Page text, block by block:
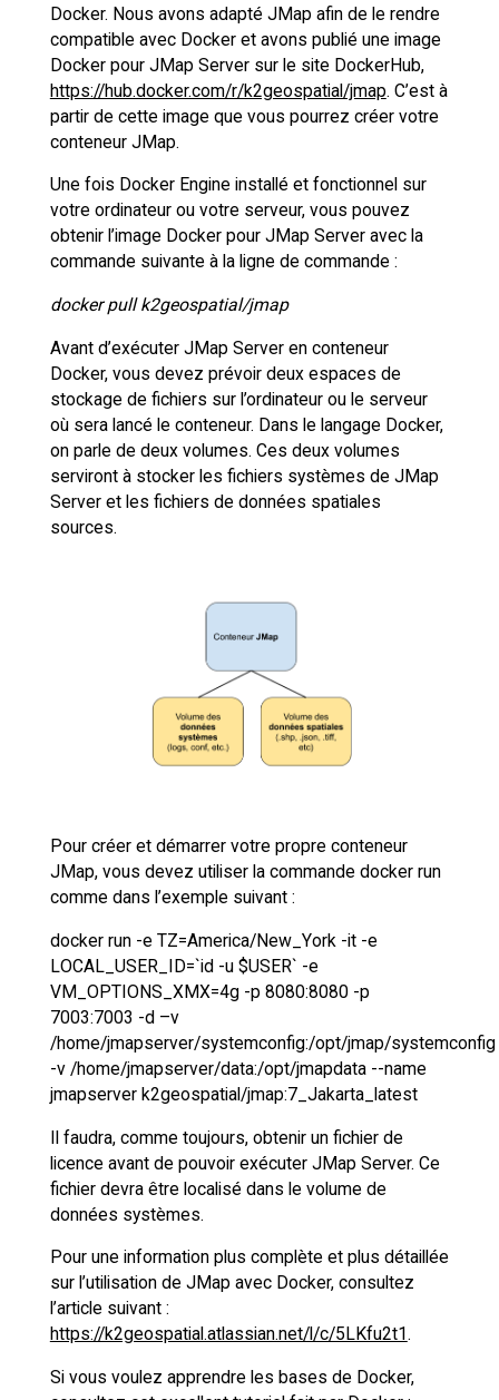
Docker. Nous avons adapté JMap afin de le rendre
compatible avec Docker et avons publié une image
Docker pour JMap Server sur le site DockerHub,
https://hub.docker.com/r/k2geospatial/jmap. C’est à
partir de cette image que vous pourrez créer votre
conteneur JMap.
Une fois Docker Engine installé et fonctionnel sur
votre ordinateur ou votre serveur, vous pouvez
obtenir l’image Docker pour JMap Server avec la
commande suivante à la ligne de commande :
docker pull k2geospatial/jmap
Avant d’exécuter JMap Server en conteneur
Docker, vous devez prévoir deux espaces de
stockage de fichiers sur l’ordinateur ou le serveur
où sera lancé le conteneur. Dans le langage Docker,
on parle de deux volumes. Ces deux volumes
serviront à stocker les fichiers systèmes de JMap
Server et les fichiers de données spatiales
sources.
Pour créer et démarrer votre propre conteneur
JMap, vous devez utiliser la commande docker run
comme dans l’exemple suivant :
docker run -e TZ=America/New_York -it -e
LOCAL_USER_ID=`id -u $USER` -e
VM_OPTIONS_XMX=4g -p 8080:8080 -p
7003:7003 -d –v
/home/jmapserver/systemconfig:/opt/jmap/systemconfig
-v /home/jmapserver/data:/opt/jmapdata --name
jmapserver k2geospatial/jmap:7_Jakarta_latest
Il faudra, comme toujours, obtenir un fichier de
licence avant de pouvoir exécuter JMap Server. Ce
fichier devra être localisé dans le volume de
données systèmes.
Pour une information plus complète et plus détaillée
sur l’utilisation de JMap avec Docker, consultez
l’article suivant :
https://k2geospatial.atlassian.net/l/c/5LKfu2t1.
Si vous voulez apprendre les bases de Docker,